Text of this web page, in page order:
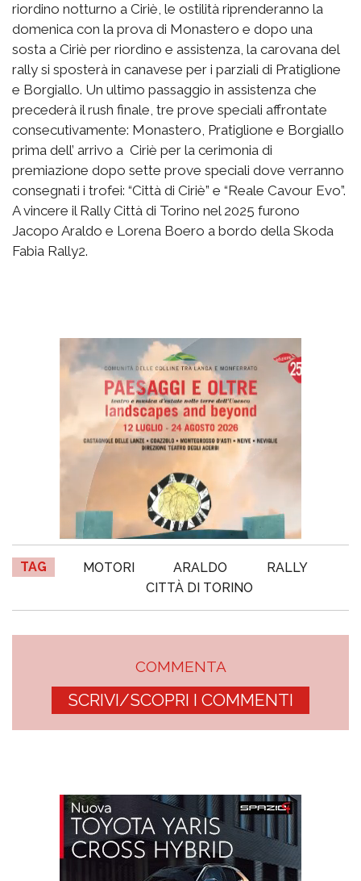
riordino notturno a Ciriè, le ostilità riprenderanno la
domenica con la prova di Monastero e dopo una
sosta a Ciriè per riordino e assistenza, la carovana del
rally si sposterà in canavese per i parziali di Pratiglione
e Borgiallo. Un ultimo passaggio in assistenza che
precederà il rush finale, tre prove speciali affrontate
consecutivamente: Monastero, Pratiglione e Borgiallo
prima dell’ arrivo a Ciriè per la cerimonia di
premiazione dopo sette prove speciali dove verranno
consegnati i trofei: “Città di Ciriè” e “Reale Cavour Evo”.
A vincere il Rally Città di Torino nel 2025 furono
Jacopo Araldo e Lorena Boero a bordo della Skoda
Fabia Rally2.
TAG MOTORI ARALDO
RALLY
CITTÀ DI TORINO
COMMENTA
SCRIVI/SCOPRI I COMMENTI